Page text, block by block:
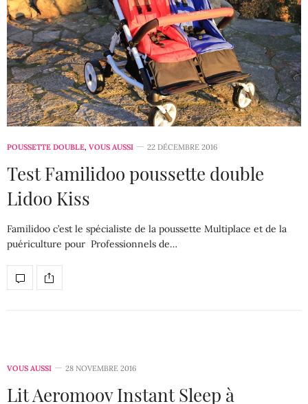
POUSSETTE DOUBLE, VOUS AUSSI 22 DÉCEMBRE 2016
Test Familidoo poussette double
Lidoo Kiss
Familidoo c’est le spécialiste de la poussette Multiplace et de la
puériculture pour Professionnels de…
VOUS AUSSI 28 NOVEMBRE 2016
Lit Aeromoov Instant Sleep à